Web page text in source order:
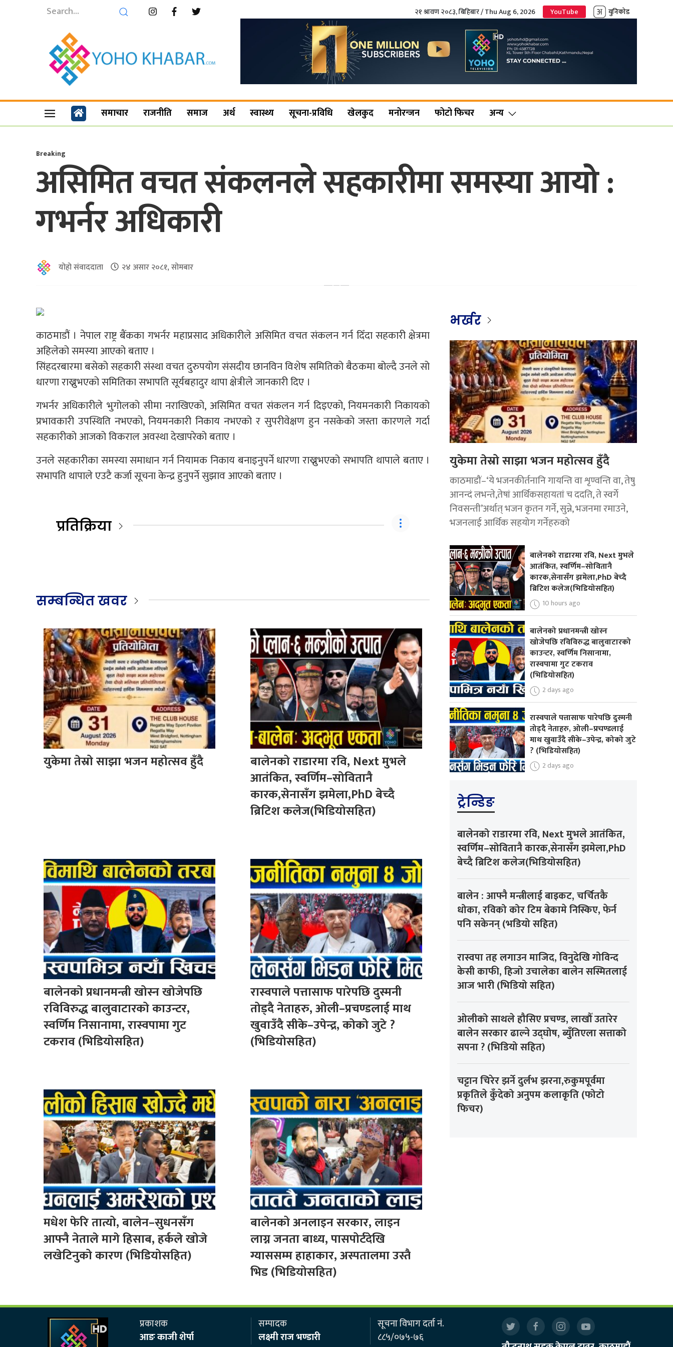
२१ श्रावण २०८३, बिहिबार / Thu Aug 6, 2026 YouTube युनिकोड
समाचार राजनीति समाज अर्थ स्वास्थ्य सूचना-प्रविधि खेलकुद मनोरन्जन फोटो फिचर अन्य
Breaking
असिमित वचत संकलनले सहकारीमा समस्या आयो :
गभर्नर अधिकारी
योहो संवाददाता २४ असार २०८१, सोमबार
काठमाडौं । नेपाल राष्ट्र बैंकका गभर्नर महाप्रसाद अधिकारीले असिमित वचत संकलन गर्न दिँदा सहकारी क्षेत्रमा
अहिलेको समस्या आएको बताए ।
सिंहदरबारमा बसेको सहकारी संस्था वचत दुरुपयोग संसदीय छानविन विशेष समितिको बैठकमा बोल्दै उनले सो
धारणा राख्नुभएको समितिका सभापति सूर्यबहादुर थापा क्षेत्रीले जानकारी दिए ।
गभर्नर अधिकारीले भुगोलको सीमा नराखिएको, असिमित वचत संकलन गर्न दिइएको, नियमनकारी निकायको
प्रभावकारी उपस्थिति नभएको, नियमनकारी निकाय नभएको र सुपरीवेक्षण हुन नसकेको जस्ता कारणले गर्दा
सहकारीको आजको विकराल अवस्था देखापरेको बताए ।
उनले सहकारीका समस्या समाधान गर्न नियामक निकाय बनाइनुपर्ने धारणा राख्नुभएको सभापति थापाले बताए ।
सभापति थापाले एउटै कर्जा सूचना केन्द्र हुनुपर्ने सुझाव आएको बताए ।
प्रतिक्रिया
सम्बन्धित खवर
युकेमा तेस्रो साझा भजन महोत्सव हुँदै
बालेनको राडारमा रवि, Next मुभले
आतंकित, स्वर्णिम–सोवितानै
कारक,सेनासँग झमेला,PhD बेच्दै
ब्रिटिश कलेज(भिडियोसहित)
बालेनको प्रधानमन्त्री खोस्न खोजेपछि
रविविरुद्ध बालुवाटारको काउन्टर,
स्वर्णिम निसानामा, रास्वपामा गुट
टकराव (भिडियोसहित)
रास्वपाले पत्तासाफ पारेपछि दुस्मनी
तोड्दै नेताहरु, ओली–प्रचण्डलाई माथ
खुवाउँदै सीके–उपेन्द्र, कोको जुटे ?
(भिडियोसहित)
मधेश फेरि तात्यो, बालेन–सुधनसँग
आफ्नै नेताले मागे हिसाब, हर्कले खोजे
लखेटिनुको कारण (भिडियोसहित)
बालेनको अनलाइन सरकार, लाइन
लाग्न जनता बाध्य, पासपोर्टदेखि
ग्याससम्म हाहाकार, अस्पतालमा उस्तै
भिड (भिडियोसहित)
भर्खर
युकेमा तेस्रो साझा भजन महोत्सव हुँदै
काठमाडौं–‘ये भजनकीर्तनानि गायन्ति वा शृण्वन्ति वा, तेषु
आनन्दं लभन्ते,तेषां आर्थिकसहायतां च ददति, ते स्वर्गे
निवसन्ती’अर्थात् भजन कृतन गर्ने, सुन्ने, भजनमा रमाउने,
भजनलाई आर्थिक सहयोग गर्नेहरुको
बालेनको राडारमा रवि, Next मुभले
आतंकित, स्वर्णिम–सोवितानै
कारक,सेनासँग झमेला,PhD बेच्दै
ब्रिटिश कलेज(भिडियोसहित)
10 hours ago
बालेनको प्रधानमन्त्री खोस्न
खोजेपछि रविविरुद्ध बालुवाटारको
काउन्टर, स्वर्णिम निसानामा,
रास्वपामा गुट टकराव
(भिडियोसहित)
2 days ago
रास्वपाले पत्तासाफ पारेपछि दुस्मनी
तोड्दै नेताहरु, ओली–प्रचण्डलाई
माथ खुवाउँदै सीके–उपेन्द्र, कोको जुटे
? (भिडियोसहित)
2 days ago
ट्रेन्डिङ
बालेनको राडारमा रवि, Next मुभले आतंकित,
स्वर्णिम–सोवितानै कारक,सेनासँग झमेला,PhD
बेच्दै ब्रिटिश कलेज(भिडियोसहित)
बालेन : आफ्नै मन्त्रीलाई बाइकट, चर्चितकै
धोका, रविको कोर टिम बेकामे निस्किए, फेर्न
पनि सकेनन् (भडियो सहित)
रास्वपा तह लगाउन माजिद, विनुदेखि गोविन्द
केसी काफी, हिजो उचालेका बालेन सस्मितलाई
आज भारी (भिडियो सहित)
ओलीको साथले हौसिए प्रचण्ड, लाखौँ उतारेर
बालेन सरकार ढाल्ने उद्घोष, ब्युँतिएला सत्ताको
सपना ? (भिडियो सहित)
चट्टान चिरेर झर्ने दुर्लभ झरना,रुकुमपूर्वमा
प्रकृतिले कुँदेको अनुपम कलाकृति (फोटो
फिचर)
प्रकाशक
आङ काजी शेर्पा
सम्पादक
लक्ष्मी राज भण्डारी
सूचना विभाग दर्ता नं.
८८५/०७५-७६